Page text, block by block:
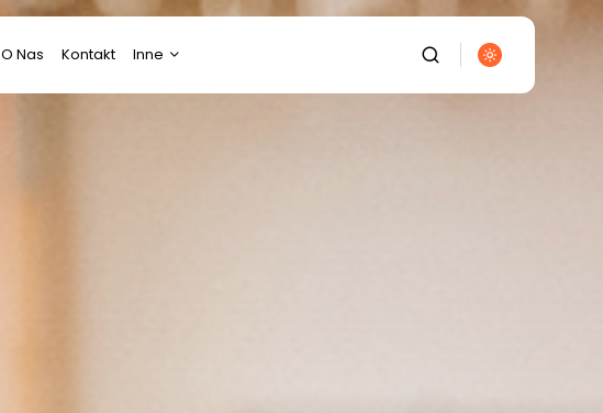
O Nas Kontakt Inne